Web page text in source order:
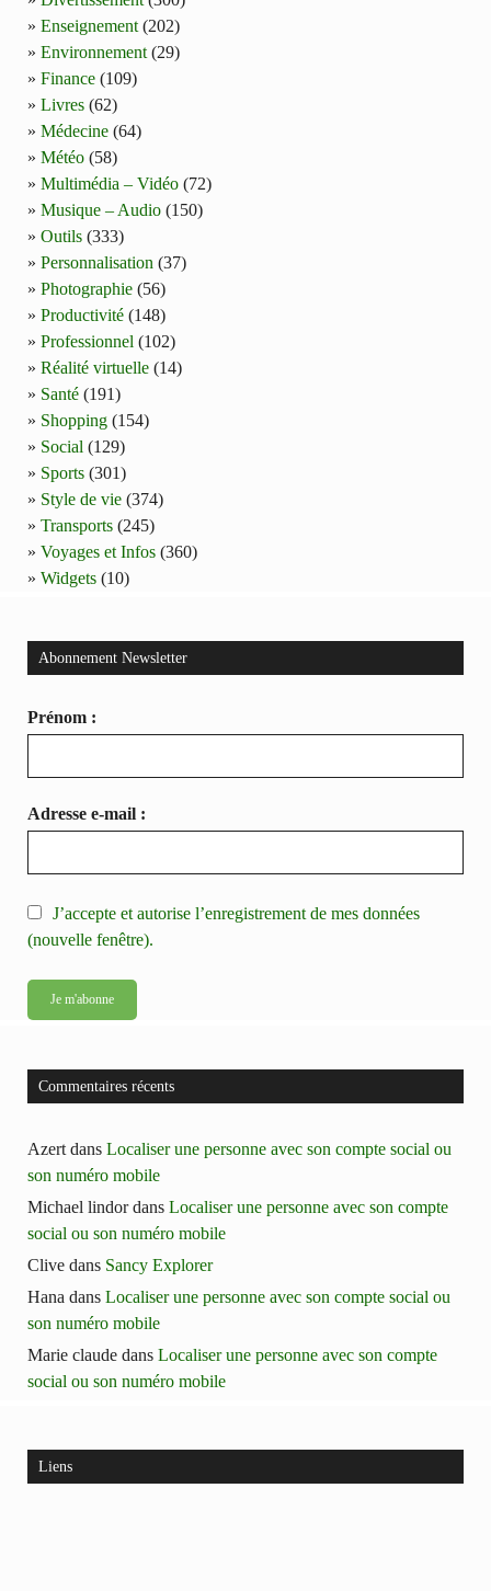
Enseignement (202)
Environnement (29)
Finance (109)
Livres (62)
Médecine (64)
Météo (58)
Multimédia – Vidéo (72)
Musique – Audio (150)
Outils (333)
Personnalisation (37)
Photographie (56)
Productivité (148)
Professionnel (102)
Réalité virtuelle (14)
Santé (191)
Shopping (154)
Social (129)
Sports (301)
Style de vie (374)
Transports (245)
Voyages et Infos (360)
Widgets (10)
Abonnement Newsletter
Prénom :
Adresse e-mail :
J’accepte et autorise l’enregistrement de mes données
(nouvelle fenêtre).
Commentaires récents
Azert dans Localiser une personne avec son compte social ou
son numéro mobile
Michael lindordans Localiser une personne avec son compte
social ou son numéro mobile
Clive dans Sancy Explorer
Hana dans Localiser une personne avec son compte social ou
son numéro mobile
Marie claude dans Localiser une personne avec son compte
social ou son numéro mobile
Liens